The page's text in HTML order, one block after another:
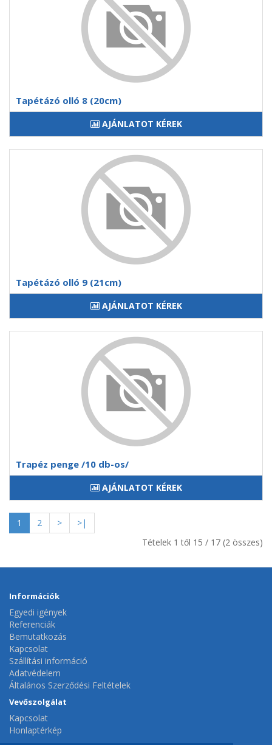
Tapétázó olló 8 (20cm)
AJÁNLATOT KÉREK
Tapétázó olló 9 (21cm)
AJÁNLATOT KÉREK
Trapéz penge /10 db-os/
AJÁNLATOT KÉREK
1 2 >
>|
Tételek 1 től 15 / 17 (2 összes)
Információk
Egyedi igények
Referenciák
Bemutatkozás
Kapcsolat
Szállítási információ
Adatvédelem
Általános Szerződési Feltételek
Vevőszolgálat
Kapcsolat
Honlaptérkép